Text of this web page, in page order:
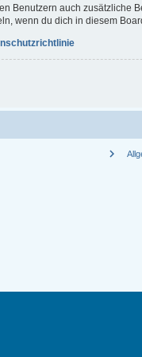
Benutzern auch zusätzliche
wenn du dich in diesem
chevron_right